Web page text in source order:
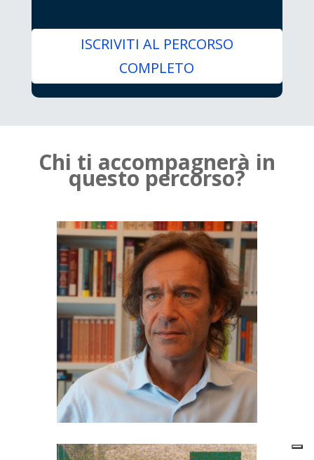
ISCRIVITI AL PERCORSO
COMPLETO
Chi ti accompagnerà in
questo percorso?